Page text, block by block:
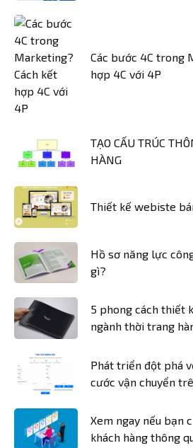
Các bước 4C trong
hợp 4C với 4P
TẠO CẤU TRÚC
HÀNG
Thiết kế webiste
Hồ sơ năng lực
gì?
5 phong cách thiết
ngành thời trang
Phát triển đột phá
cước vận chuyển
Xem ngay nếu bạn
khách hàng thông